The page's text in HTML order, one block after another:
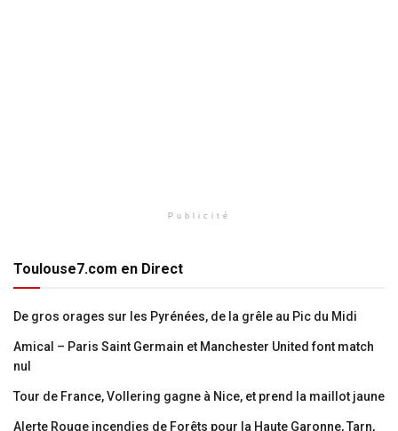
Publicité
Toulouse7.com en Direct
De gros orages sur les Pyrénées, de la grêle au Pic du Midi
Amical – Paris Saint Germain et Manchester United font match
nul
Tour de France, Vollering gagne à Nice, et prend la maillot jaune
Alerte Rouge incendies de Forêts pour la Haute Garonne, Tarn,